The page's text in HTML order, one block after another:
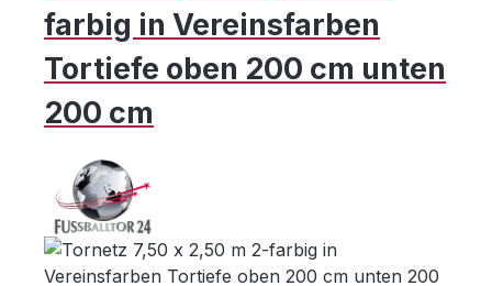
farbig in Vereinsfarben
Tortiefe oben 200 cm unten
200 cm
Bildergalerie überspringen